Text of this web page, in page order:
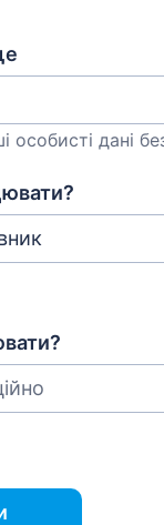
особисті дані